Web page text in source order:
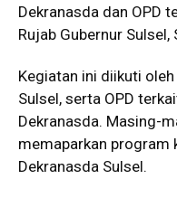
Dekranasda dan OPD
Rujab Gubernur
Kegiatan ini diikuti
Sulsel, serta OPD
Dekranasda. Masing-
memaparkan program
Dekranasda Sulsel.